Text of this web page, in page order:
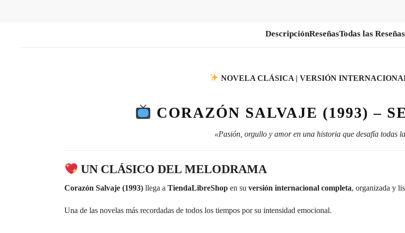
Descripción Todas las Reseñas
NOVELA CLÁSICA | VERSIÓN
CORAZÓN SALVAJE (1993) –
«Pasión, orgullo y amor en una historia que desafía todas
UN CLÁSICO DEL MELODRAMA
Corazón Salvaje (1993)llega a TiendaLibreShopen su versión internacional completa, organizada y
Una de las novelas más recordadas de todos los tiempos por su intensidad emocional.